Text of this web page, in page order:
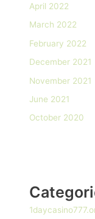
April 2022
March 2022
February 2022
December 2021
November 2021
June 2021
October 2020